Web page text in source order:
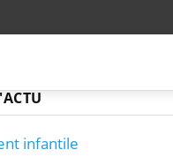
infantile